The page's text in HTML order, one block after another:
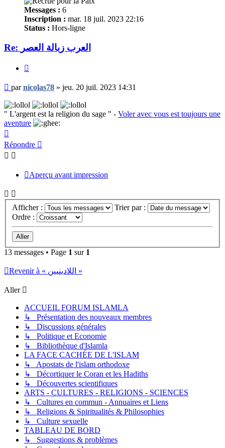
Messages : 6
Inscription : mar. 18 juil. 2023 22:16
Status : Hors-ligne
Re: العرب زبالة العصر
Message
non
lu
parnicolas78 » jeu. 20 juil. 2023 14:31
" L'argent est la religion du sage " - Voler avec vous est toujours une
aventure
Répondre
Aperçu avant impression
Afficher :
Trier par :
Ordre :
13 messages • Page 1 sur 1
Revenir à « اللادينيين »
Aller
ACCUEIL FORUM ISLAMLA
↳ Présentation des nouveaux membres
↳ Discussions générales
↳ Politique et Economie
↳ Bibliothèque d'Islamla
LA FACE CACHÉE DE L'ISLAM
↳ Apostats de l'islam orthodoxe
↳ Décortiquer le Coran et les Hadiths
↳ Découvertes scientifiques
ARTS - CULTURES - RELIGIONS - SCIENCES
↳ Cultures en commun - Annuaires et Liens
↳ Religions & Spiritualités & Philosophies
↳ Culture sexuelle
TABLEAU DE BORD
↳ Suggestions & problèmes